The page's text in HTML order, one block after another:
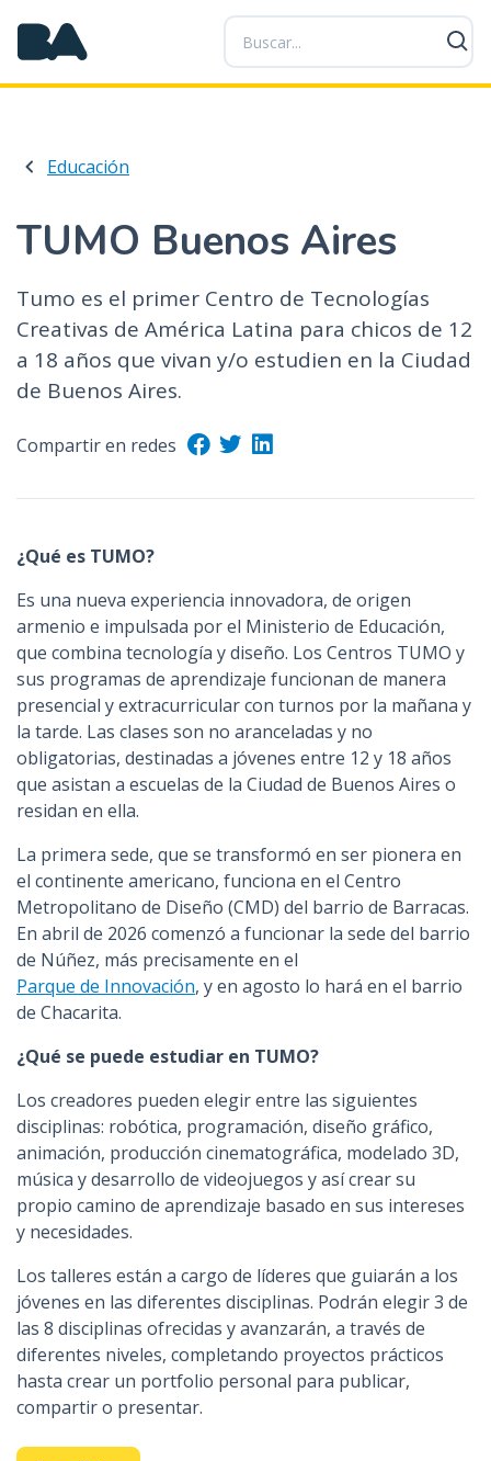
P
a
s
a
n
e
n
i
p
r
p
a
l
Educación
TUMO Buenos Aires
Tumo es el primer Centro de Tecnologías
Creativas de América Latina para chicos de 12
a 18 años que vivan y/o estudien en la Ciudad
de Buenos Aires.
Compartir en redes
¿Qué es TUMO?
Es una nueva experiencia innovadora, de origen
armenio e impulsada por el Ministerio de Educación,
que combina tecnología y diseño. Los Centros TUMO y
sus programas de aprendizaje funcionan de manera
presencial y extracurricular con turnos por la mañana y
la tarde. Las clases son no aranceladas y no
obligatorias, destinadas a jóvenes entre 12 y 18 años
que asistan a escuelas de la Ciudad de Buenos Aires o
residan en ella.
La primera sede, que se transformó en ser pionera en
el continente americano, funciona en el Centro
Metropolitano de Diseño (CMD) del barrio de Barracas.
En abril de 2026 comenzó a funcionar la sede del barrio
de Núñez, más precisamente en el
Parque de Innovación, y en agosto lo hará en el barrio
de Chacarita.
¿Qué se puede estudiar en TUMO?
Los creadores pueden elegir entre las siguientes
disciplinas: robótica, programación, diseño gráfico,
animación, producción cinematográfica, modelado 3D,
música y desarrollo de videojuegos y así crear su
propio camino de aprendizaje basado en sus intereses
y necesidades.
Los talleres están a cargo de líderes que guiarán a los
jóvenes en las diferentes disciplinas. Podrán elegir 3 de
las 8 disciplinas ofrecidas y avanzarán, a través de
diferentes niveles, completando proyectos prácticos
hasta crear un portfolio personal para publicar,
compartir o presentar.